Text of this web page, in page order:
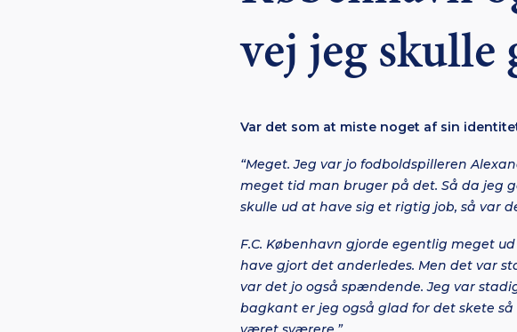
vej jeg skulle
Var det som at miste noget af sin
“Meget. Jeg var jo fodboldspilleren
meget tid man bruger på det. Så da jeg
skulle ud at have sig et rigtig job, så var
F.C. København gjorde egentlig meget
have gjort det anderledes. Men det var
var det jo også spændende. Jeg var
bagkant er jeg også glad for det skete